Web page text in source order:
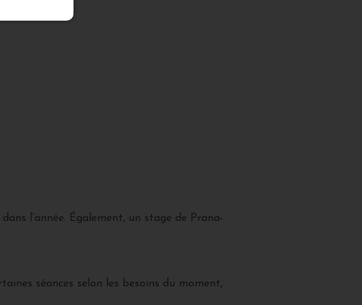
l’année. Également, un stage de Prana-
séances selon les besoins du moment,